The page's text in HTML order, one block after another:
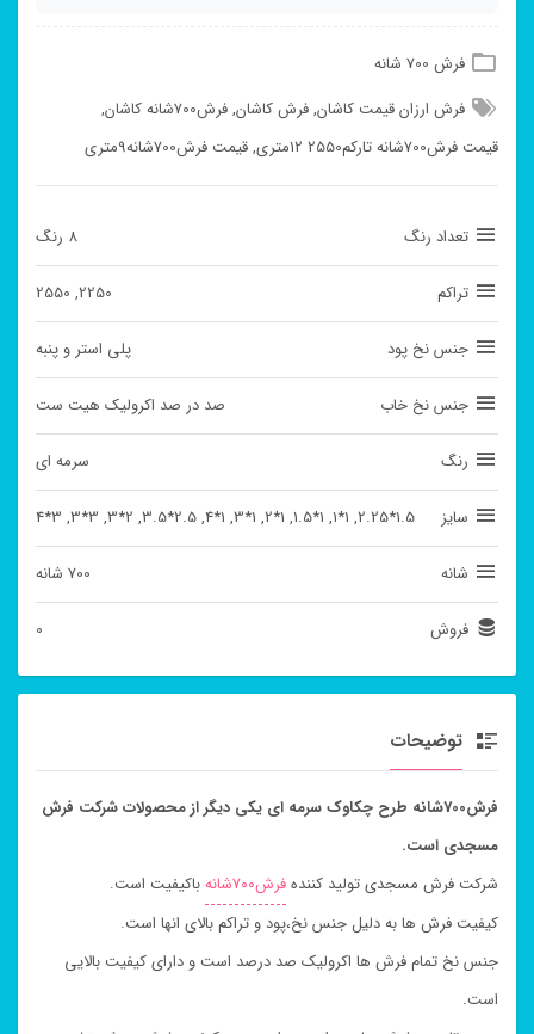
فرش 700 شانه
فرش ارزان قیمت کاشان,فرش کاشان,فرش700شانه کاشان
,
قیمت فرش700شانه تارکم2550 12متری
,قیمت فرش700شانه9متری
تعداد رنگ 8 رنگ
تراکم 2250, 2550
جنس نخ پود پلی استر و پنبه
جنس نخ خاب صد در صد اکرولیک هیت ست
رنگ سرمه ای
سایز 1.5*2.25, 1*1, 1*1.5, 1*2, 1*3, 1*4, 2.5*3.5, 2*3, 3*3, 3*4
شانه 700 شانه
فروش 0
توضیحات
فرش700شانه طرح چکاوک سرمه ای یکی دیگر از محصولات شرکت فرش
مسجدی است.
شرکت فرش مسجدی تولید کنندهفرش۷۰۰شانه
باکیفیت است.
کیفیت فرش ها به دلیل جنس نخ،پود و تراکم بالای انها است.
جنس نخ تمام فرش ها اکرولیک صد درصد است و دارای کیفیت بالایی
است.